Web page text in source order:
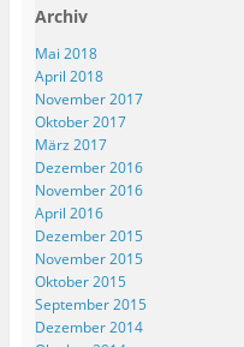
Archiv
Mai 2018
April 2018
November 2017
Oktober 2017
März 2017
Dezember 2016
November 2016
April 2016
Dezember 2015
November 2015
Oktober 2015
September 2015
Dezember 2014